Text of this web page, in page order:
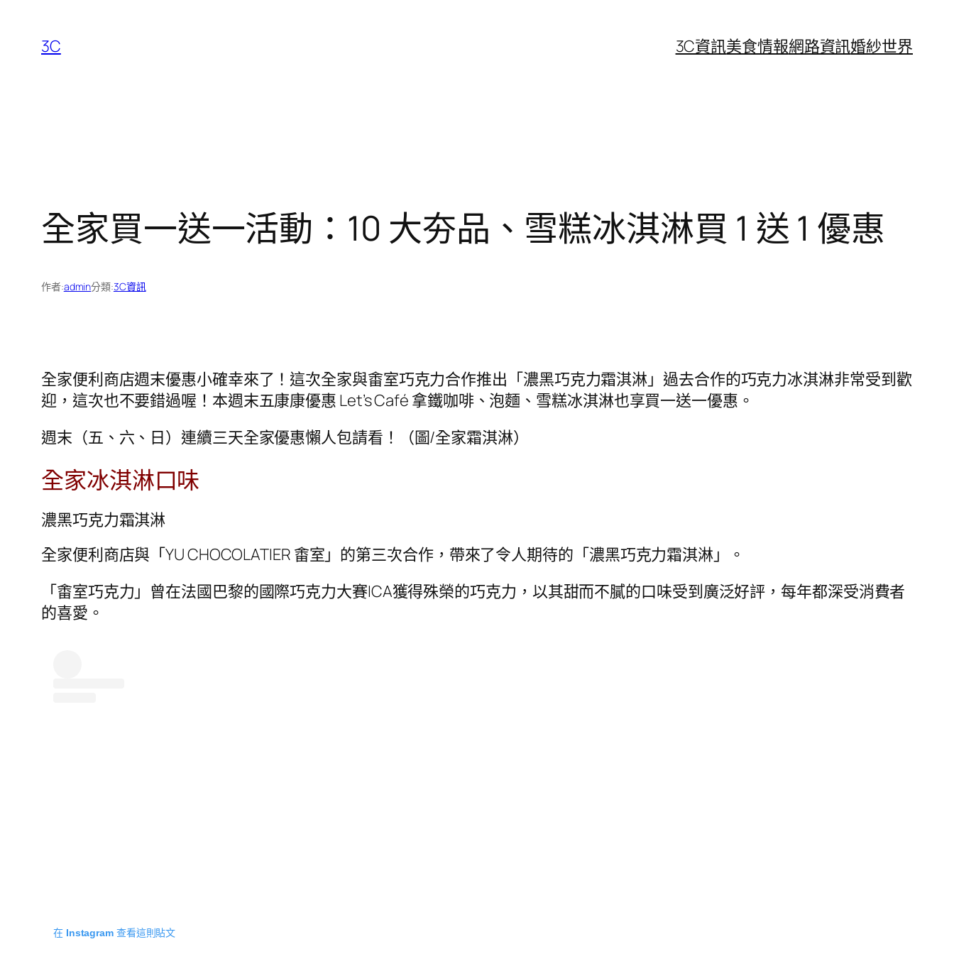
3C 3C資訊美食情報網路資訊婚紗世界
全家買一送一活動：10 大夯品、雪糕冰淇淋買 1 送 1 優惠
作者:admin分類:3C資訊
全家便利商店週末優惠小確幸來了！這次全家與畬室巧克力合作推出「濃黑巧克力霜淇淋」過去合作的巧克力冰淇淋非常受到歡
迎，這次也不要錯過喔！本週末五康康優惠 Let’s Café 拿鐵咖啡、泡麵、雪糕冰淇淋也享買一送一優惠。
週末（五、六、日）連續三天全家優惠懶人包請看！（圖/全家霜淇淋）
全家冰淇淋口味
濃黑巧克力霜淇淋
全家便利商店與「YU CHOCOLATIER 畬室」的第三次合作，帶來了令人期待的「濃黑巧克力霜淇淋」。
「畬室巧克力」曾在法國巴黎的國際巧克力大賽ICA獲得殊榮的巧克力，以其甜而不膩的口味受到廣泛好評，每年都深受消費者
的喜愛。
在 Instagram 查看這則貼文